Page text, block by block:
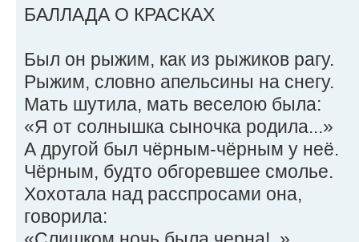
БАЛЛАДА О КРАСКАХ
Был он рыжим, как из рыжиков рагу.
Рыжим, словно апельсины на снегу.
Мать шутила, мать веселою была:
«Я от солнышка сыночка родила...»
А другой был чёрным-чёрным у неё.
Чёрным, будто обгоревшее смолье.
Хохотала над расспросами она,
говорила: